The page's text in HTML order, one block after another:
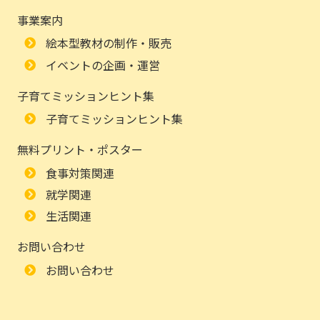
事業案内
絵本型教材の制作・販売
イベントの企画・運営
子育てミッションヒント集
子育てミッションヒント集
無料プリント・ポスター
食事対策関連
就学関連
生活関連
お問い合わせ
お問い合わせ